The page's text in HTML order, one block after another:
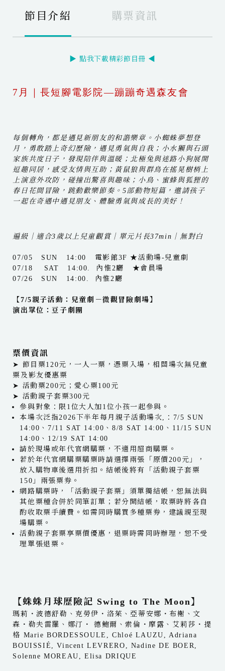
節目介紹 購票資訊
▶ 點我下載精彩節目冊 ◀
7月｜長短腳電影院—蹦蹦奇遇森友會
每個轉角，都是遇見新朋友的和諧樂章。小蜘蛛夢想登
月，勇敢踏上奇幻歷險，遇見勇氣與自我；小水獺與石頭
家族共度日子，發現陪伴與溫暖；北極兔與迷路小狗展開
逗趣同居，感受友情與互助；黃鼠狼與群鳥在搖晃樹梢上
上演意外攻防，碰撞出驚喜與趣味；小鳥、蜜蜂與狐狸的
春日花間冒險，跳動歡樂節奏。5部動物短篇，邀請孩子
一起在奇遇中遇見朋友、體驗勇氣與成長的美好！
遍級｜適合3歲以上兒童觀賞｜單元片長37min｜無對白
07/05 SUN 14:00 電影館3F ★活動場-兒童劇
07/18 SAT 14:00. 內惟2廳 ★會員場
07/26 SUN 14:00. 內惟2廳
【7/5親子活動：兒童劇－微觀冒險劇場】
演出單位：豆子劇團
票價資訊
➤ 節目票120元，一人一票，憑票入場，相關場次無兒童
票及影友優惠票
➤ 活動票200元；愛心票100元
➤ 活動親子套票300元
參與對象：限1位大人加1位小孩一起參與。
本場次泛指2026下半年每月親子活動場次,：7/5 SUN
14:00、7/11 SAT 14:00、8/8 SAT 14:00、11/15 SUN
14:00、12/19 SAT 14:00
請於現場或年代官網購票，不適用超商購票。
若於年代官網購票購票時請選擇兩張「原價200元」，
放入購物車後選用折扣。結帳後將有「活動親子套票
150」兩張票券。
網路購票時，「活動親子套票」須單獨結帳，恕無法與
其他票種合併於同筆訂單；若分開結帳，取票時將各自
酌收取票手續費。如需同時購買多種票券，建議親至現
場購票。
活動親子套票享票價優惠，退票時需同時辦理，恕不受
理單張退票。
【蛛蛛月球歷險記 Swing to The Moon 】
瑪莉・波德舒勒、克勞伊・洛茱、亞蒂安娜・布榭、文
森・勒夫雷羅、娜汀・ 德鮑爾、索倫・摩露、艾莉莎・提
格 Marie BORDESSOULE, Chloé LAUZU, Adriana
BOUISSIÉ, Vincent LEVRERO, Nadine DE BOER,
Solenne MOREAU, Elisa DRIQUE